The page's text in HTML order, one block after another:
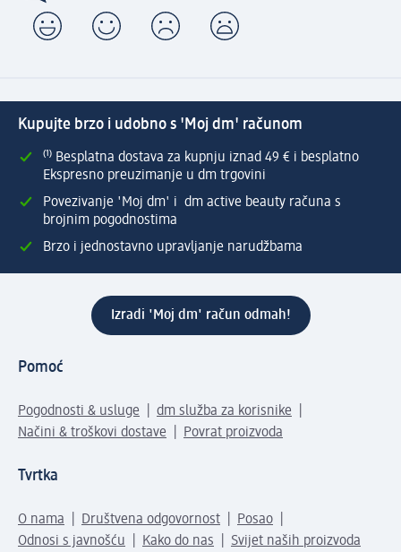
Kupujte brzo i udobno s 'Moj dm' računom
⁽¹⁾ Besplatna dostava za kupnju iznad 49 € i besplatno
Ekspresno preuzimanje u dm trgovini
Povezivanje 'Moj dm' i dm active beauty računa s
brojnim pogodnostima
Brzo i jednostavno upravljanje narudžbama
Izradi 'Moj dm' račun odmah!
Pomoć
Pogodnosti & usluge
dm služba za korisnike
Načini & troškovi dostave
Povrat proizvoda
Tvrtka
O nama Društvena odgovornost
Posao
Odnosi s javnošću
Kako do nas Svijet naših proizvoda